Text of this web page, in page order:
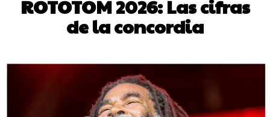
ROTOTOM 2026: Las cifras
de la concordia